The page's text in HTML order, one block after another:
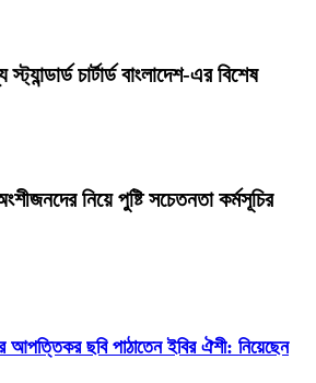
চার্টার্ড বাংলাদেশ-এর বিশেষ
নিয়ে পুষ্টি সচেতনতা কর্মসূচির
আপত্তিকর ছবি পাঠাতেন ইবির ঐশী: নিয়েছেন